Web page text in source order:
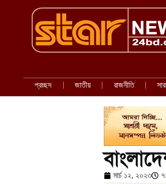
প্রচ্ছদ জাতীয় রাজনীতি
মার্চ ১২, ২০২৩